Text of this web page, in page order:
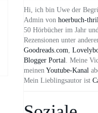
Hi, ich bin Uwe der
Admin von hoerbuch-
50 Hörbücher im Jahr
Rezensionen unter
Goodreads.com,
Blogger Portal. Meine
meinen Youtube-Kanal
Mein Lieblingsautor ist